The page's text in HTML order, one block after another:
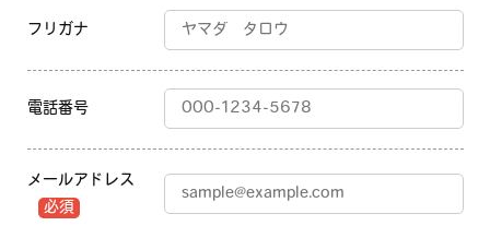
フリガナ
電話番号
メールアドレス
必須